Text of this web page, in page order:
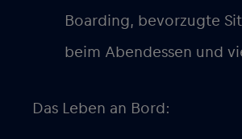
Boarding, bevorzugte
beim Abendessen und
Das Leben an Bord: